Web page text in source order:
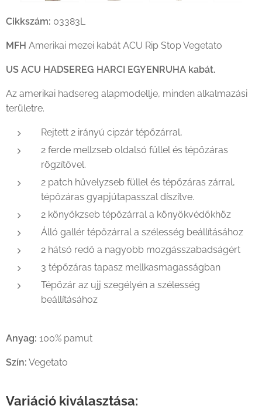
Cikkszám: 03383L
MFH Amerikai mezei kabát ACU Rip Stop Vegetato
US ACU HADSEREG HARCI EGYENRUHA kabát.
Az amerikai hadsereg alapmodellje, minden alkalmazási
területre.
Rejtett 2 irányú cipzár tépőzárral,
2 ferde mellzseb oldalsó füllel és tépőzáras
rögzítővel.
2 patch hüvelyzseb füllel és tépőzáras zárral,
tépőzáras gyapjútapasszal díszítve.
2 könyökzseb tépőzárral a könyökvédőkhöz
Álló gallér tépőzárral a szélesség beállításához
2 hátsó redő a nagyobb mozgásszabadságért
3 tépőzáras tapasz mellkasmagasságban
Tépőzár az ujj szegélyén a szélesség
beállításához
Anyag: 100% pamut
Szín: Vegetato
Variáció kiválasztása: